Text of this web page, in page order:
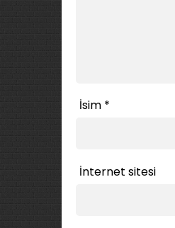
İsim *
İnternet sitesi